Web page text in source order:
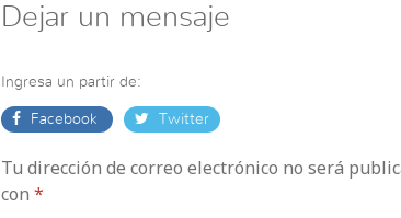
Dejar un mensaje
Ingresa un partir de:
Facebook Twitter
Tu dirección de correo electrónico no será
con *